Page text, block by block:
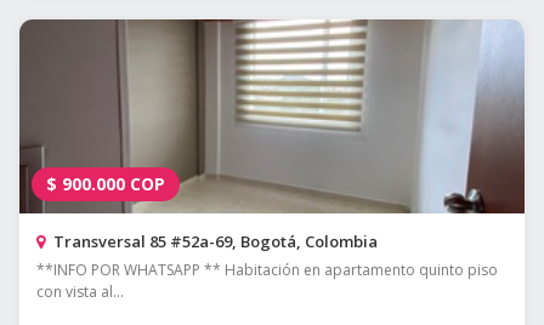
$ 900.000 COP
Transversal 85 #52a-69, Bogotá, Colombia
**INFO POR WHATSAPP ** Habitación en apartamento quinto piso
con vista al...